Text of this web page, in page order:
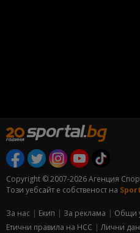
Copyright © 2007-2026 Агенция
Този уебсайт е собственост на
За нас Екип За рекламa
Общи
Етични правила на НСС
Лични